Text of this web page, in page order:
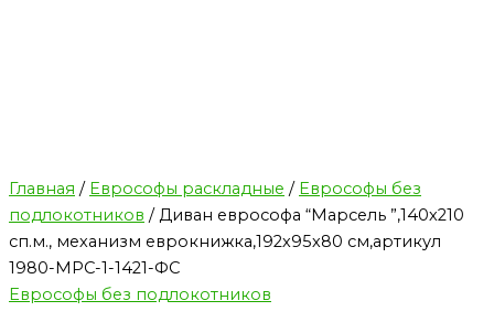
Главная / Еврософы раскладные / Еврософы без
подлокотников / Диван еврософа “Марсель ”,140х210
сп.м., механизм еврокнижка,192х95х80 см,артикул
1980-МРС-1-1421-ФС
Еврософы без подлокотников